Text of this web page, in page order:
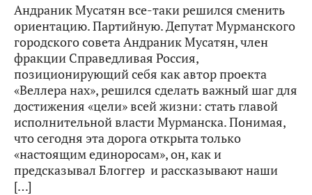
Андраник Мусатян все-таки решился сменить
ориентацию. Партийную. Депутат Мурманского
городского совета Андраник Мусатян, член
фракции Справедливая Россия,
позиционирующий себя как автор проекта
«Веллера нах», решился сделать важный шаг для
достижения «цели» всей жизни: стать главой
исполнительной власти Мурманска. Понимая,
что сегодня эта дорога открыта только
«настоящим единоросам», он, как и
предсказывал Блоггер и рассказывают наши
[…]